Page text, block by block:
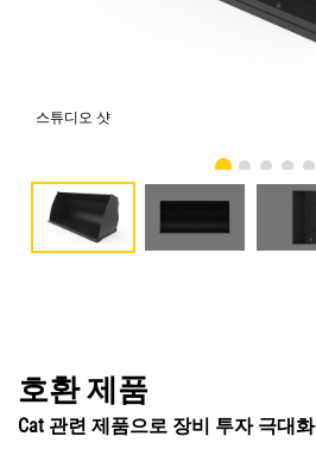
스튜디오 샷
호환 제품
Cat 관련 제품으로 장비 투자 극대화